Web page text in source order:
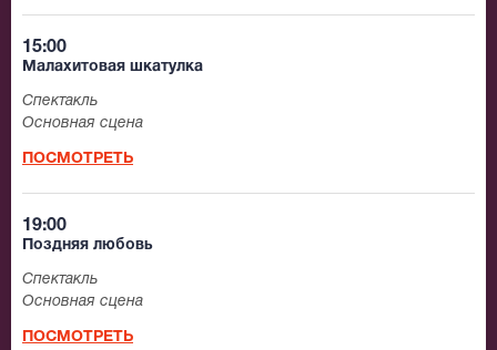
15:00
Малахитовая шкатулка
Спектакль
Основная сцена
ПОСМОТРЕТЬ
19:00
Поздняя любовь
Спектакль
Основная сцена
ПОСМОТРЕТЬ